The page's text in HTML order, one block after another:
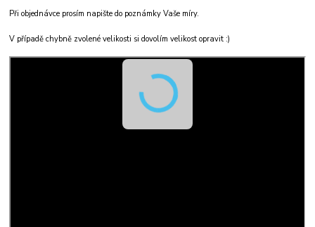
Při objednávce prosím napište do poznámky Vaše míry.
V případě chybně zvolené velikosti si dovolím velikost opravit :)